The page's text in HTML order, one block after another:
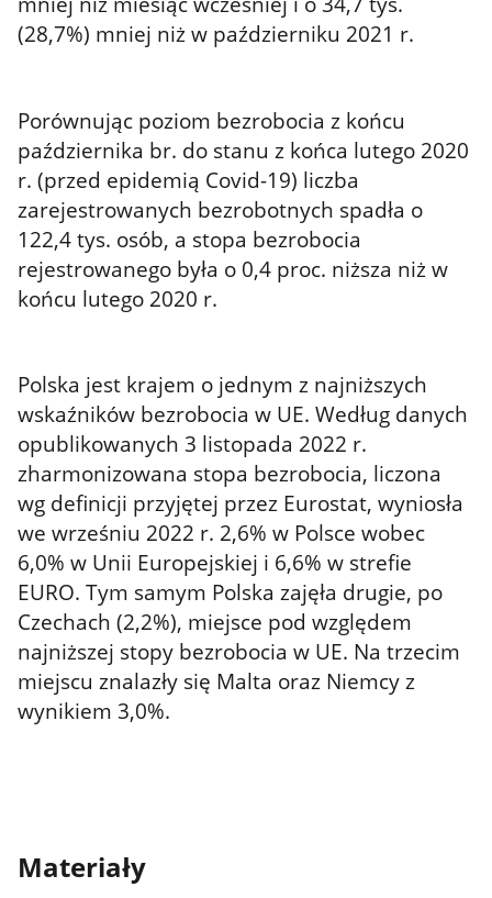
(28,7%) mniej niż w październiku 2021 r.
Porównując poziom bezrobocia z końcu
października br. do stanu z końca lutego 2020
r. (przed epidemią Covid-19) liczba
zarejestrowanych bezrobotnych spadła o
122,4 tys. osób, a stopa bezrobocia
rejestrowanego była o 0,4 proc. niższa niż w
końcu lutego 2020 r.
Polska jest krajem o jednym z najniższych
wskaźników bezrobocia w UE. Według danych
opublikowanych 3 listopada 2022 r.
zharmonizowana stopa bezrobocia, liczona
wg definicji przyjętej przez Eurostat, wyniosła
we wrześniu 2022 r. 2,6% w Polsce wobec
6,0% w Unii Europejskiej i 6,6% w strefie
EURO. Tym samym Polska zajęła drugie, po
Czechach (2,2%), miejsce pod względem
najniższej stopy bezrobocia w UE. Na trzecim
miejscu znalazły się Malta oraz Niemcy z
wynikiem 3,0%.
Materiały